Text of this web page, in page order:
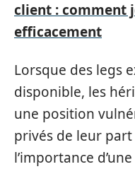
client : comment
efficacement
Lorsque des legs
disponible, les
une position
privés de leur part
l’importance